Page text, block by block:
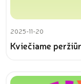
2025-11-20
Kviečiame